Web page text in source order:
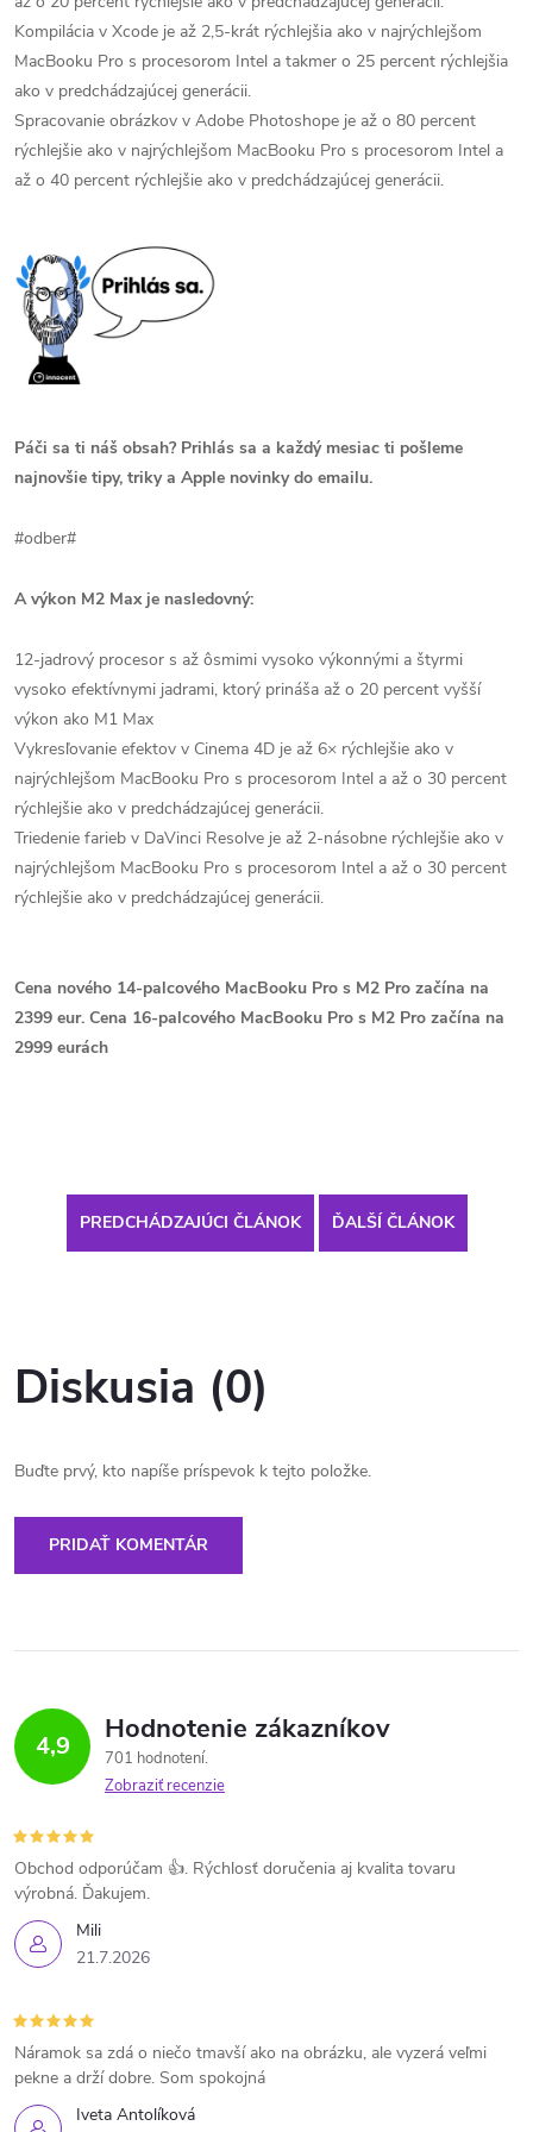
Kompilácia v Xcode je až 2,5-krát rýchlejšia ako v najrýchlejšom
MacBooku Pro s procesorom Intel a takmer o 25 percent rýchlejšia
ako v predchádzajúcej generácii.
Spracovanie obrázkov v Adobe Photoshope je až o 80 percent
rýchlejšie ako v najrýchlejšom MacBooku Pro s procesorom Intel a
až o 40 percent rýchlejšie ako v predchádzajúcej generácii.
Páči sa ti náš obsah? Prihlás sa a každý mesiac ti pošleme
najnovšie tipy, triky a Apple novinky do emailu.
#odber#
A výkon M2 Max je nasledovný:
12-jadrový procesor s až ôsmimi vysoko výkonnými a štyrmi
vysoko efektívnymi jadrami, ktorý prináša až o 20 percent vyšší
výkon ako M1 Max
Vykresľovanie efektov v Cinema 4D je až 6× rýchlejšie ako v
najrýchlejšom MacBooku Pro s procesorom Intel a až o 30 percent
rýchlejšie ako v predchádzajúcej generácii.
Triedenie farieb v DaVinci Resolve je až 2-násobne rýchlejšie ako v
najrýchlejšom MacBooku Pro s procesorom Intel a až o 30 percent
rýchlejšie ako v predchádzajúcej generácii.
Cena nového 14-palcového MacBooku Pro s M2 Pro začína na
2399 eur. Cena 16-palcového MacBooku Pro s M2 Pro začína na
2999 eurách
PREDCHÁDZAJÚCI ČLÁNOK ĎALŠÍ ČLÁNOK
Diskusia (0)
Buďte prvý, kto napíše príspevok k tejto položke.
PRIDAŤ KOMENTÁR
4,9 Hodnotenie zákazníkov
701 hodnotení
Zobraziť recenzie
Mili
21.7.2026
Obchod odporúčam 👍. Rýchlosť doručenia aj kvalita tovaru
výrobná. Ďakujem.
Iveta Antolíková
Náramok sa zdá o niečo tmavší ako na obrázku, ale vyzerá veľmi
pekne a drží dobre. Som spokojná